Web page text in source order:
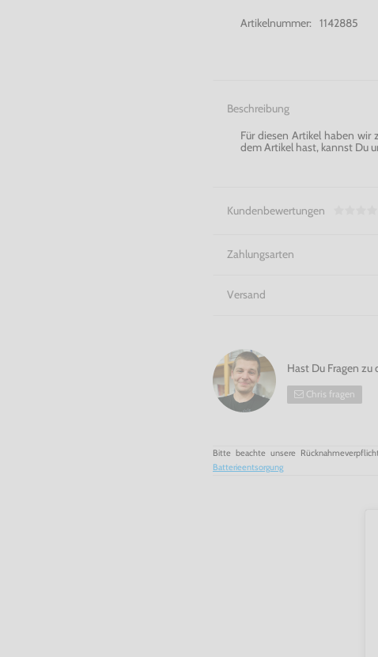
Artikelnummer: 1142885
Beschreibung
Für diesen Artikel haben wir
dem Artikel hast, kannst Du
Kundenbewertungen
Zahlungsarten
Versand
Hast Du Fragen zu
Chris fragen
Bitte beachte unsere
Batterieentsorgung